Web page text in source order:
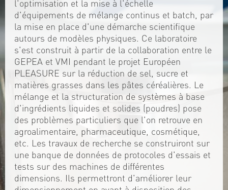
l'optimisation et la mise à l'échelle
d'équipements de mélange continus et batch, par
la mise en place d'une démarche scientifique
autours de modèles physiques. Ce laboratoire
s'est construit à partir de la collaboration entre le
GEPEA et VMI pendant le projet Européen
PLEASURE sur la réduction de sel, sucre et
matières grasses dans les pâtes céréalières. Le
mélange et la structuration de systèmes à base
d'ingrédients liquides et solides (poudres) pose
des problèmes particuliers que l'on retrouve en
agroalimentaire, pharmaceutique, cosmétique,
etc. Les travaux de recherche se construiront sur
une banque de données de protocoles d'essais et
tests sur des machines de différentes
dimensions. Ils permettront d'améliorer leur